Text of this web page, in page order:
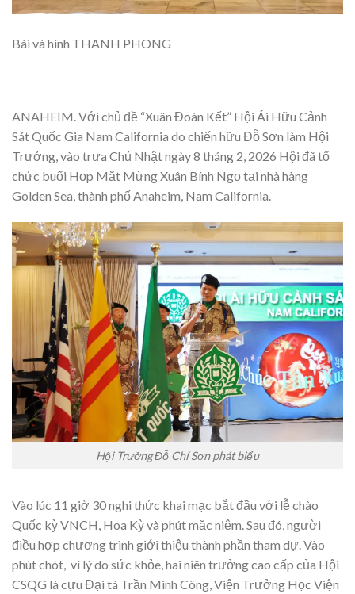
Bài và hình THANH PHONG
ANAHEIM. Với chủ đề “Xuân Đoàn Kết” Hội Ái Hữu Cảnh
Sát Quốc Gia Nam California do chiến hữu Đỗ Sơn làm Hội
Trưởng, vào trưa Chủ Nhật ngày 8 tháng 2, 2026 Hội đã tổ
chức buổi Họp Mặt Mừng Xuân Bính Ngọ tại nhà hàng
Golden Sea, thành phố Anaheim, Nam California.
Hội Trưởng Đỗ Chí Sơn phát biểu
Vào lúc 11 giờ 30 nghi thức khai mạc bắt đầu với lễ chào
Quốc kỳ VNCH, Hoa Kỳ và phút mặc niệm. Sau đó, người
điều hợp chương trình giới thiệu thành phần tham dự. Vào
phút chót, vì lý do sức khỏe, hai niên trưởng cao cấp của Hội
CSQG là cựu Đại tá Trần Minh Công, Viện Trưởng Học Viện